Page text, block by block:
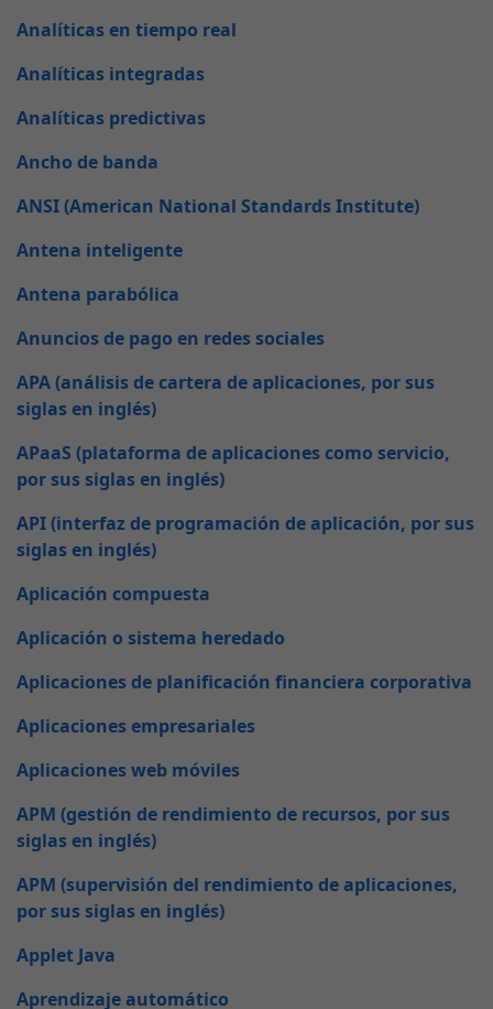
Analíticas en tiempo real
Analíticas integradas
Analíticas predictivas
Ancho de banda
ANSI (American National Standards Institute)
Antena inteligente
Antena parabólica
Anuncios de pago en redes sociales
APA (análisis de cartera de aplicaciones, por sus
siglas en inglés)
APaaS (plataforma de aplicaciones como servicio,
por sus siglas en inglés)
API (interfaz de programación de aplicación, por sus
siglas en inglés)
Aplicación compuesta
Aplicación o sistema heredado
Aplicaciones de planificación financiera corporativa
Aplicaciones empresariales
Aplicaciones web móviles
APM (gestión de rendimiento de recursos, por sus
siglas en inglés)
APM (supervisión del rendimiento de aplicaciones,
por sus siglas en inglés)
Applet Java
Aprendizaje automático